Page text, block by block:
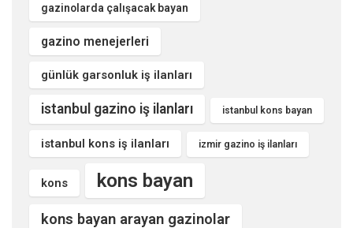
gazinolarda çalışacak bayan
gazino menejerleri
günlük garsonluk iş ilanları
istanbul gazino iş ilanları istanbul kons bayan
istanbul kons iş ilanları izmir gazino iş ilanları
kons kons bayan
kons bayan arayan gazinolar